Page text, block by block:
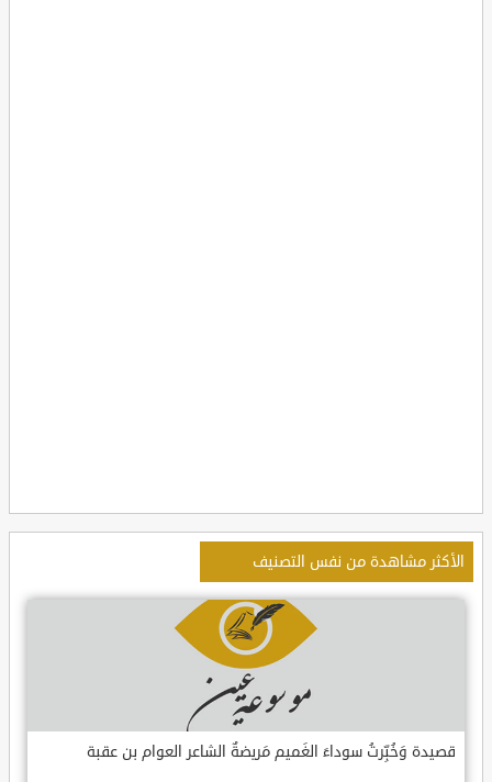
الأكثر مشاهدة من نفس التصنيف
قصيدة وَخُبِّرتُ سوداءَ الغَميم مَريضةٌ الشاعر العوام بن عقبة